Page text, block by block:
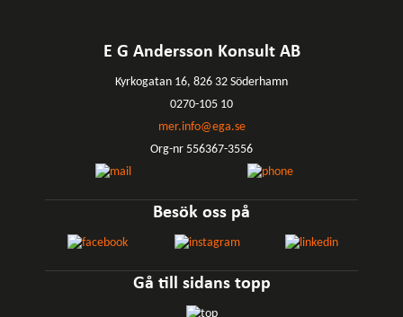
E G Andersson Konsult AB
Kyrkogatan 16, 826 32 Söderhamn
0270-105 10
mer.info@ega.se
Org-nr 556367-3556
Besök oss på
Gå till sidans topp